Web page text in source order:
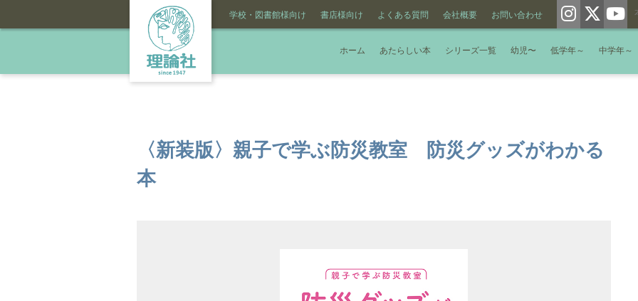
学校・図書館様向け 書店様向け よくある質問 会社概要 お問い合わせ
ホーム あたらしい本 シリーズ一覧 幼児〜 低学年～ 中学年～
〈新装版〉親子で学ぶ防災教室 防災グッズがわかる
本